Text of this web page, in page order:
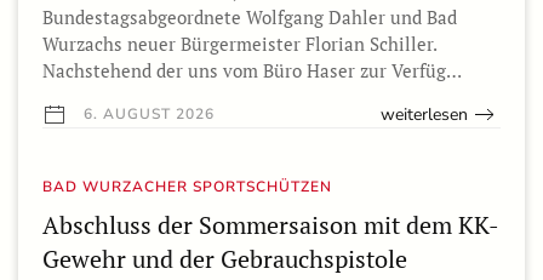
Bundestagsabgeordnete Wolfgang Dahler und Bad
Wurzachs neuer Bürgermeister Florian Schiller.
Nachstehend der uns vom Büro Haser zur Verfüg…
6. AUGUST 2026 weiterlesen
BAD WURZACHER SPORTSCHÜTZEN
Abschluss der Sommersaison mit dem KK-
Gewehr und der Gebrauchspistole